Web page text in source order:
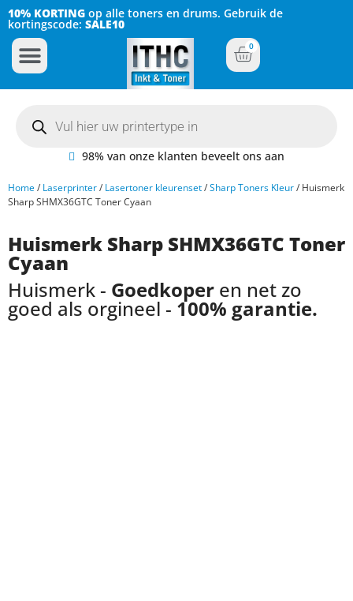
10% KORTING op alle toners en drums. Gebruik de
kortingscode: SALE10
0
98% van onze klanten beveelt ons aan
Home/ Laserprinter/ Lasertoner kleurenset/Sharp Toners Kleur/ Huismerk
Sharp SHMX36GTC Toner Cyaan
Huismerk Sharp SHMX36GTC Toner
Cyaan
Huismerk - Goedkoper en net zo
goed als orgineel - 100% garantie.